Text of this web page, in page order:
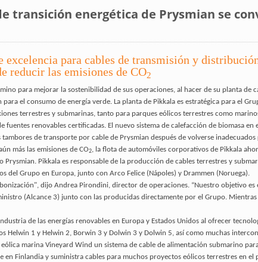
transición energética de Prysmian se
excelencia para cables de transmisión y
reducir las emisiones de CO2
para mejorar la sostenibilidad de sus operaciones, al hacer de su planta de
el consumo de energía verde. La planta de Pikkala es estratégica para el
terrestres y submarinas, tanto para parques eólicos terrestres como
fuentes renovables certificadas. El nuevo sistema de calefacción de biomasa
de transporte por cable de Prysmian después de volverse
más las emisiones de CO2, la flota de automóviles corporativos de Pikkala
Pikkala es responsable de la producción de cables terrestres y
del Grupo en Europa, junto con Arco Felice (Nápoles) y Drammen (Noruega).
dijo Andrea Pirondini, director de operaciones. “Nuestro objetivo
(Alcance 3) junto con las producidas directamente por el Grupo.
de las energías renovables en Europa y Estados Unidos al ofrecer
Helwin 1 y Helwin 2, Borwin 3 y Dolwin 3 y Dolwin 5, así como muchas
marina Vineyard Wind un sistema de cable de alimentación submarino
Finlandia y suministra cables para muchos proyectos eólicos terrestres en el